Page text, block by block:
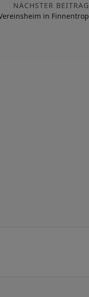
NÄCHSTER BEITRAG
in Finnentrop